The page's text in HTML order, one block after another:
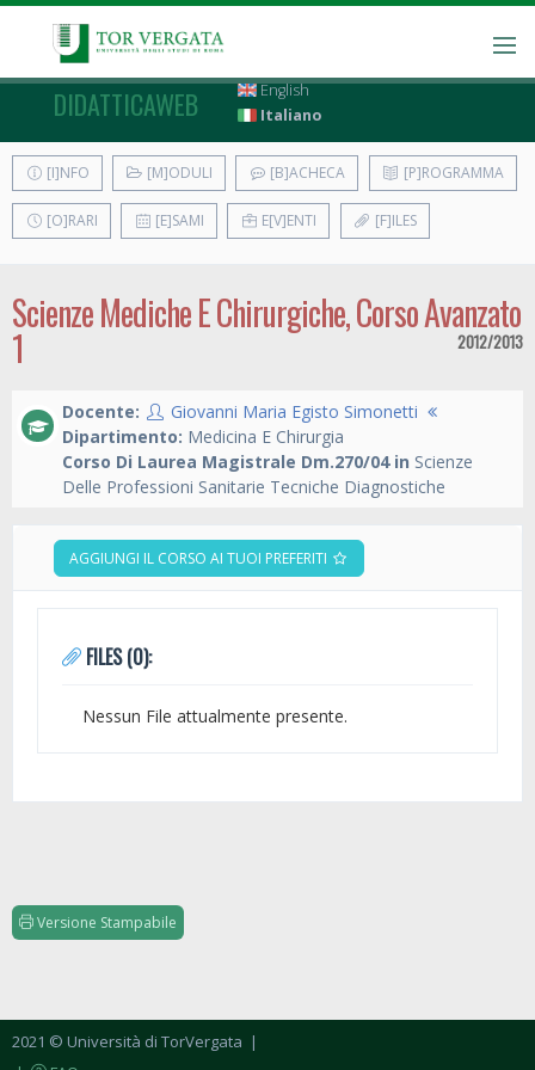
DIDATTICAWEB
English
Italiano
[I]NFO [M]ODULI [B]ACHECA [P]ROGRAMMA
[O]RARI [E]SAMI E[V]ENTI [F]ILES
Scienze Mediche E Chirurgiche, Corso Avanzato
1 2012/2013
Docente:
Giovanni Maria Egisto Simonetti
Dipartimento: Medicina E Chirurgia
Corso Di Laurea Magistrale Dm.270/04 in Scienze
Delle Professioni Sanitarie Tecniche Diagnostiche
AGGIUNGI IL CORSO AI TUOI PREFERITI
FILES (0):
Nessun File attualmente presente.
Versione Stampabile
2021 © Università di TorVergata |